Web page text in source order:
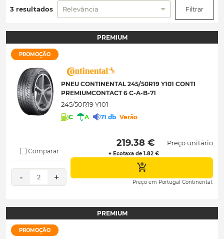
3 resultados Relevância Filtrar
PREMIUM
PROMOÇÃO
PNEU CONTINENTAL 245/50R19 Y101 CONTI
PREMIUMCONTACT 6 C-A-B-71
245/50R19 Y101
C A 71 db Verão
Comparar
- 2 +
219.38 €
+ Ecotaxa de 1.82 €
Preço unitário
Preço em Portugal Continental.
PREMIUM
PROMOÇÃO